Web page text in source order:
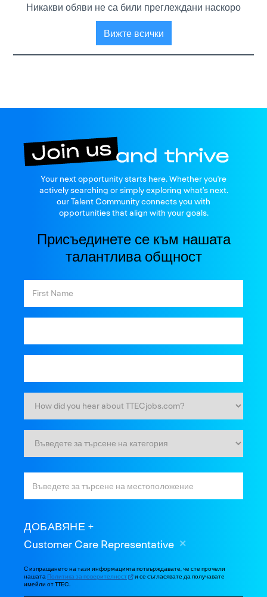
Никакви обяви не са били преглеждани наскоро
Вижте всички
Join us
and thrive
Your next opportunity starts here. Whether you're
actively searching or simply exploring what’s next.
our Talent Community connects you with
opportunities that align with your goals.
Присъединете се към нашата
талантлива общност
ДОБАВЯНЕ
Customer Care Representative
С изпращането на тази информацията потвърждавате, че сте прочели
нашата Политика за поверителност
и се съгласявате да получавате
имейли от TTEC.